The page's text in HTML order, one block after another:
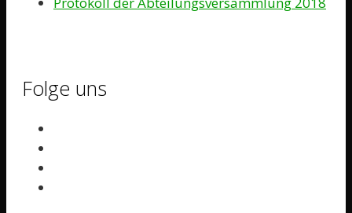
Folge uns